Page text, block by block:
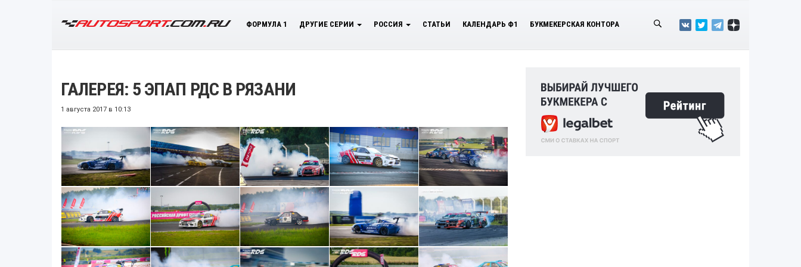
ФОРМУЛА 1 ДРУГИЕ СЕРИИ РОССИЯ СТАТЬИ КАЛЕНДАРЬ Ф1 БУКМЕКЕРСКАЯ КОНТОРА
ГАЛЕРЕЯ: 5 ЭПАП РДС В РЯЗАНИ
1 августа 2017 в 10:13